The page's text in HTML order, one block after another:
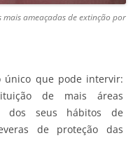
mais ameaçadas de extinção por
único que pode intervir:
de mais áreas
dos seus hábitos de
de proteção das